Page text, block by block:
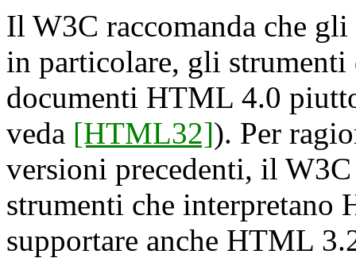
Il W3C raccomanda che
in particolare, gli strumenti
documenti HTML 4.0
veda [HTML32]). Per
versioni precedenti, il
strumenti che
supportare anche HTML